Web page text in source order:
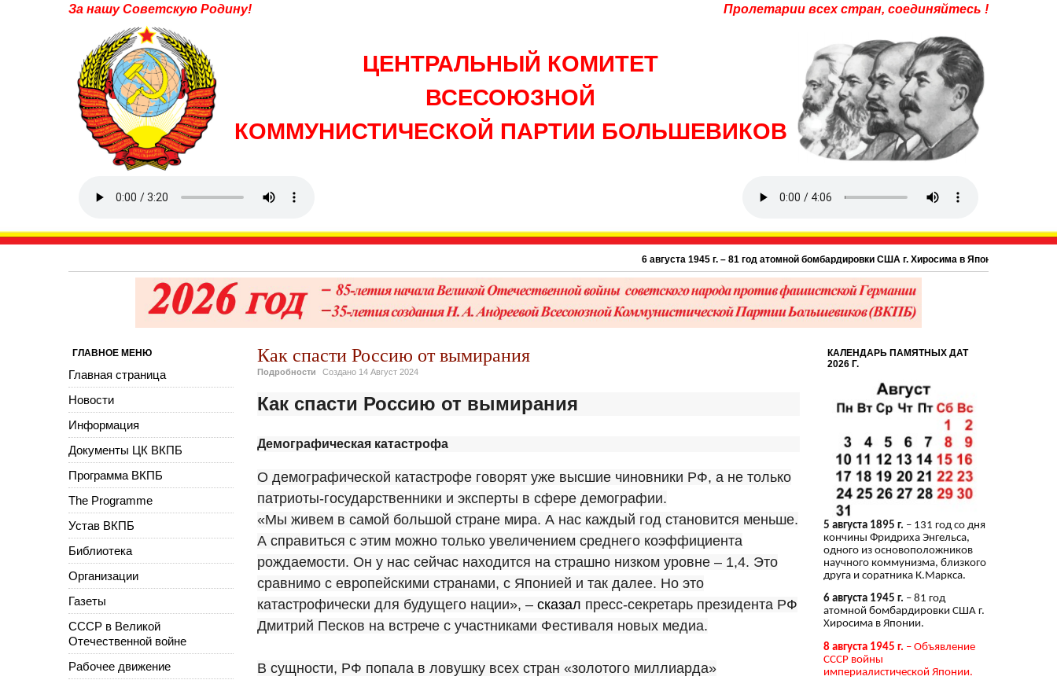
За нашу Советскую Родину! Пролетарии всех стран, соединяйтесь !
ЦЕНТРАЛЬНЫЙ КОМИТЕТ
ВСЕСОЮЗНОЙ
КОММУНИСТИЧЕСКОЙ ПАРТИИ БОЛЬШЕВИКОВ
6 августа 1945 г. – 81 год атомной бомбардировки США г. Хиросима в Японии.
Как спасти Россию от вымирания
Подробности Создано 14 Август 2024
Как спасти Россию от вымирания
Демографическая катастрофа
О демографической катастрофе говорят уже высшие чиновники РФ, а не только
патриоты-государственники и эксперты в сфере демографии.
«Мы живем в самой большой стране мира. А нас каждый год становится меньше.
А справиться с этим можно только увеличением среднего коэффициента
рождаемости. Он у нас сейчас находится на страшно низком уровне – 1,4. Это
сравнимо с европейскими странами, с Японией и так далее. Но это
катастрофически для будущего нации», – сказал пресс-секретарь президента РФ
Дмитрий Песков на встрече с участниками Фестиваля новых медиа.
В сущности, РФ попала в ловушку всех стран «золотого миллиарда»
ГЛАВНОЕ МЕНЮ
Главная страница
Новости
Информация
Документы ЦК ВКПБ
Программа ВКПБ
The Programme
Устав ВКПБ
Библиотека
Организации
Газеты
СССР в Великой
Отечественной войне
Рабочее движение
КАЛЕНДАРЬ ПАМЯТНЫХ ДАТ
2026 Г.
5 августа 1895 г. – 131 год со дня
кончины Фридриха Энгельса,
одного из основоположников
научного коммунизма, близкого
друга и соратника К.Маркса.
6 августа 1945 г. – 81 год
атомной бомбардировки США г.
Хиросима в Японии.
8 августа 1945 г. – Объявление
СССР войны
империалистической Японии.